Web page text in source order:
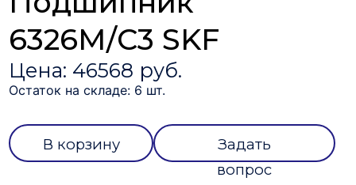
6326М/C3 SKF
Цена: 46568 руб.
Остаток на складе: 6 шт.
В корзину
Задать
вопрос